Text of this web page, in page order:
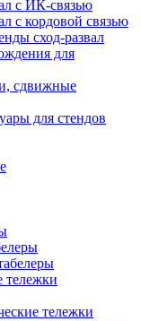
с ИК-связью
с кордовой связью
сход-развал
для
сдвижные
для стендов
тележки
тележки